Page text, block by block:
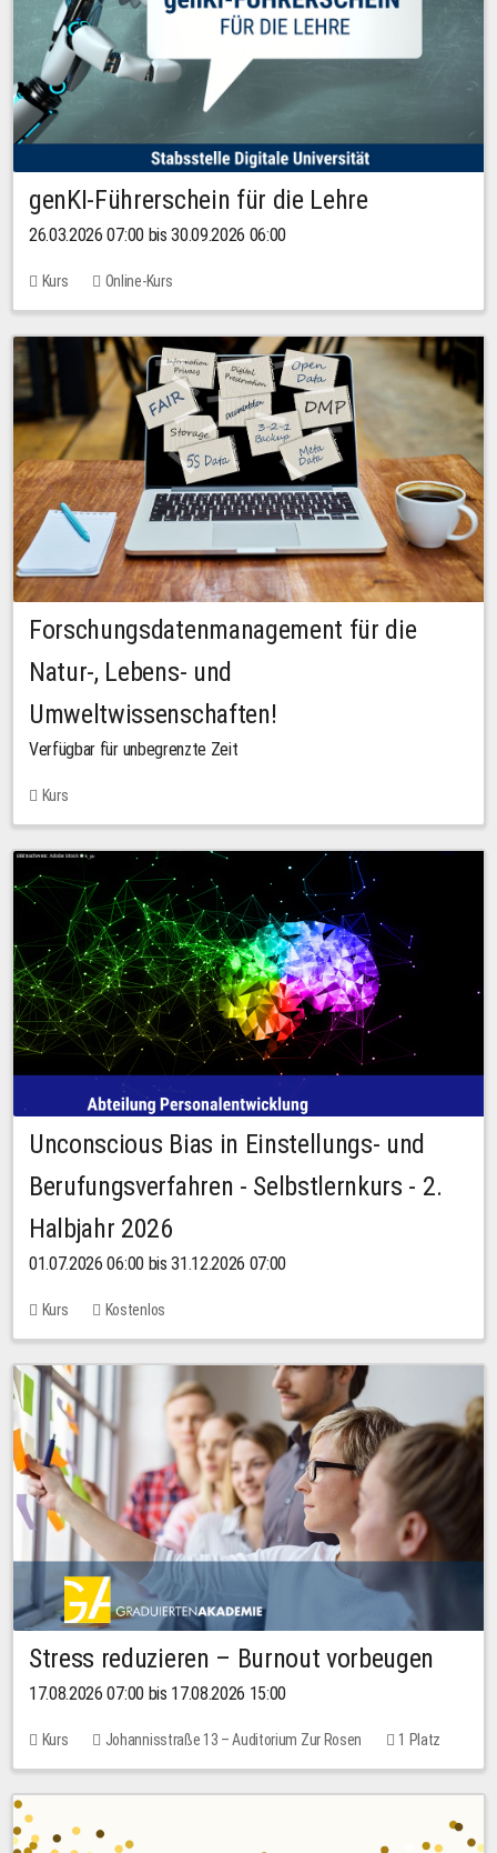
genKI-Führerschein für die Lehre
26.03.2026 07:00 bis 30.09.2026 06:00
Kurs Online-Kurs
Forschungsdatenmanagement für die
Natur-, Lebens- und
Umweltwissenschaften!
Verfügbar für unbegrenzte Zeit
Kurs
Unconscious Bias in Einstellungs- und
Berufungsverfahren - Selbstlernkurs - 2.
Halbjahr 2026
01.07.2026 06:00 bis 31.12.2026 07:00
Kurs Kostenlos
Stress reduzieren – Burnout vorbeugen
17.08.2026 07:00 bis 17.08.2026 15:00
Kurs Johannisstraße 13 – Auditorium Zur Rosen
1 Platz
10,00 EUR